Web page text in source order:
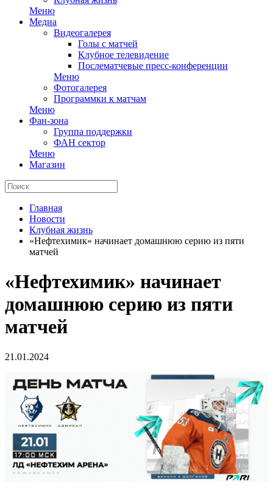
Меню
Медиа
Видеогалерея
Голы с матчей
Клубное телевидение
Послематчевые пресс-конференции
Меню
Фотогалерея
Программки к матчам
Меню
Фан-зона
Группа поддержки
ФАН сектор
Меню
Магазин
Главная
Новости
Клубная жизнь
«Нефтехимик» начинает домашнюю серию из пяти
матчей
«Нефтехимик» начинает
домашнюю серию из пяти
матчей
21.01.2024